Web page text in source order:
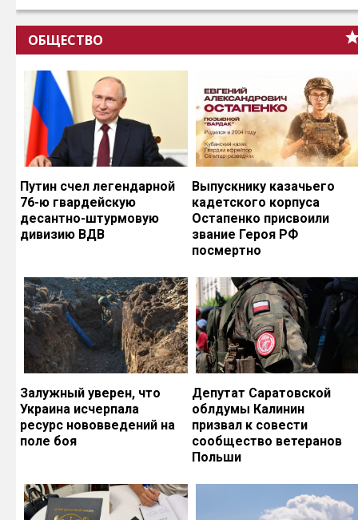
ОБЩЕСТВО
Путин счел легендарной
76-ю гвардейскую
десантно-штурмовую
дивизию ВДВ
Выпускнику казачьего
кадетского корпуса
Остапенко присвоили
звание Героя РФ
посмертно
Залужный уверен, что
Украина исчерпала
ресурс нововведений на
поле боя
Депутат Саратовской
облдумы Калинин
призвал к совести
сообщество ветеранов
Польши